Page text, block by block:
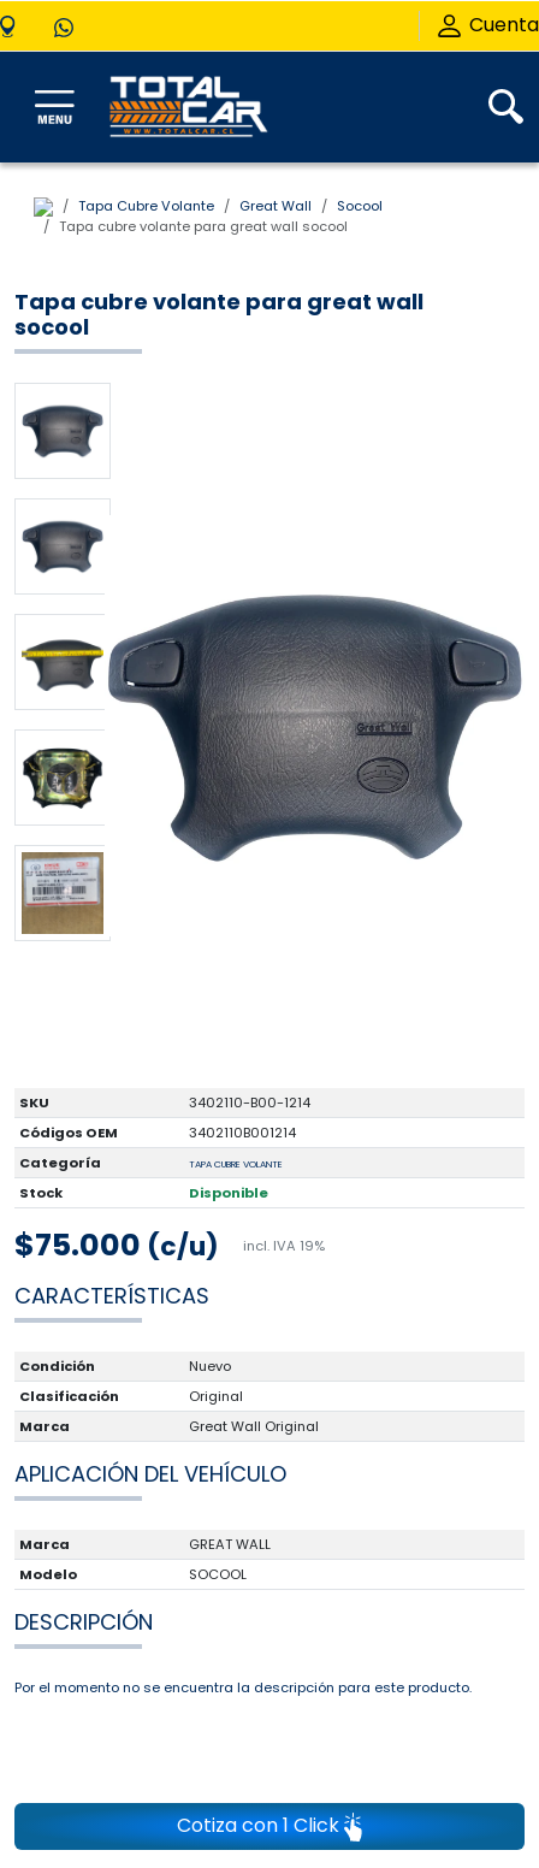
Cuenta
Tapa Cubre Volante Great Wall
Socool
Tapa cubre volante para great wall socool
Tapa cubre volante para great wall
socool
SKU
3402110-B00-1214
Códigos OEM
3402110B001214
Categoría
TAPA CUBRE VOLANTE
Stock Disponible
$75.000 (c/u) incl. IVA 19%
CARACTERÍSTICAS
Condición
Nuevo
Clasificación
Original
Marca
Great Wall Original
APLICACIÓN DEL VEHÍCULO
Marca
GREAT WALL
Modelo
SOCOOL
DESCRIPCIÓN
Por el momento no se encuentra la descripción para este producto.
Cotiza con 1 Click